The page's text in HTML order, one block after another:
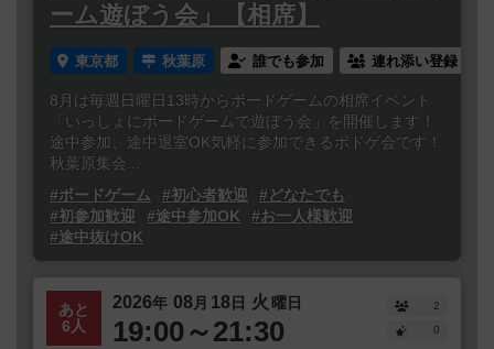
ーム遊ぼう会」【相席】
東京都 秋葉原 誰でも参加 連れ添い登録
8月は毎週日曜日13時からボードゲームの相席イベント
「いっしょにボードゲームで遊ぼう会」を開催します！
途中参加、途中退室OK気軽に参加できるボドゲ会です！
秋葉原集会...
#ボードゲーム
#初心者歓迎
#どなたでも
#初参加歓迎
#途中参加OK
#お一人様歓迎
#途中抜けOK
あと
6人
2026年 08 月 18日 火 曜日
19:00～21:30
2
0